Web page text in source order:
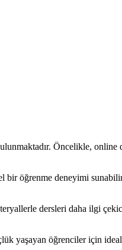
Öncelikle, online
bir öğrenme deneyimi
dersleri daha ilgi
yaşayan öğrenciler için